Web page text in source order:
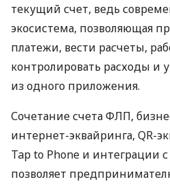
текущий счет, ведь
экосистема, позволяющая
платежи, вести расчеты,
контролировать расходы и
из одного приложения.
Сочетание счета ФЛП,
интернет-эквайринга, QR-
Tap to Phone и интеграции
позволяет